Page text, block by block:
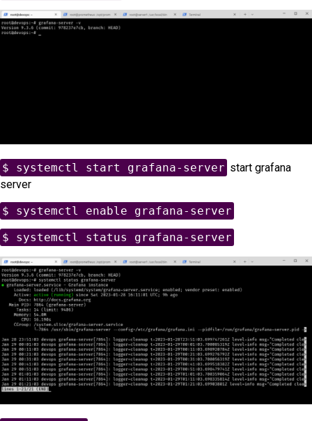
$ systemctl start grafana-server start grafana
server
$ systemctl enable grafana-server
$ systemctl status grafana-server